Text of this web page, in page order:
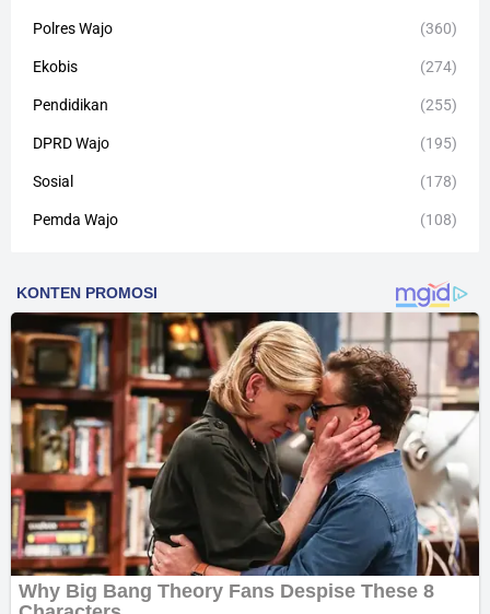
Polres Wajo (360)
Ekobis (274)
Pendidikan (255)
DPRD Wajo (195)
Sosial (178)
Pemda Wajo (108)